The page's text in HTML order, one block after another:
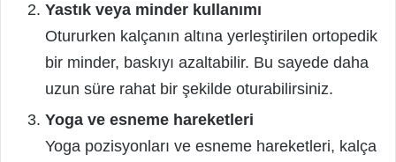
Yastık veya minder kullanımı
Otururken kalçanın altına yerleştirilen ortopedik
bir minder, baskıyı azaltabilir. Bu sayede daha
uzun süre rahat bir şekilde oturabilirsiniz.
Yoga ve esneme hareketleri
Yoga pozisyonları ve esneme hareketleri, kalça